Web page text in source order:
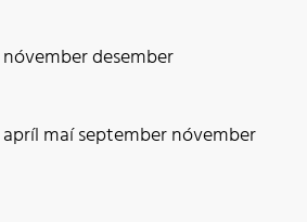
nóvemberdesember
apríl maíseptembernóvember